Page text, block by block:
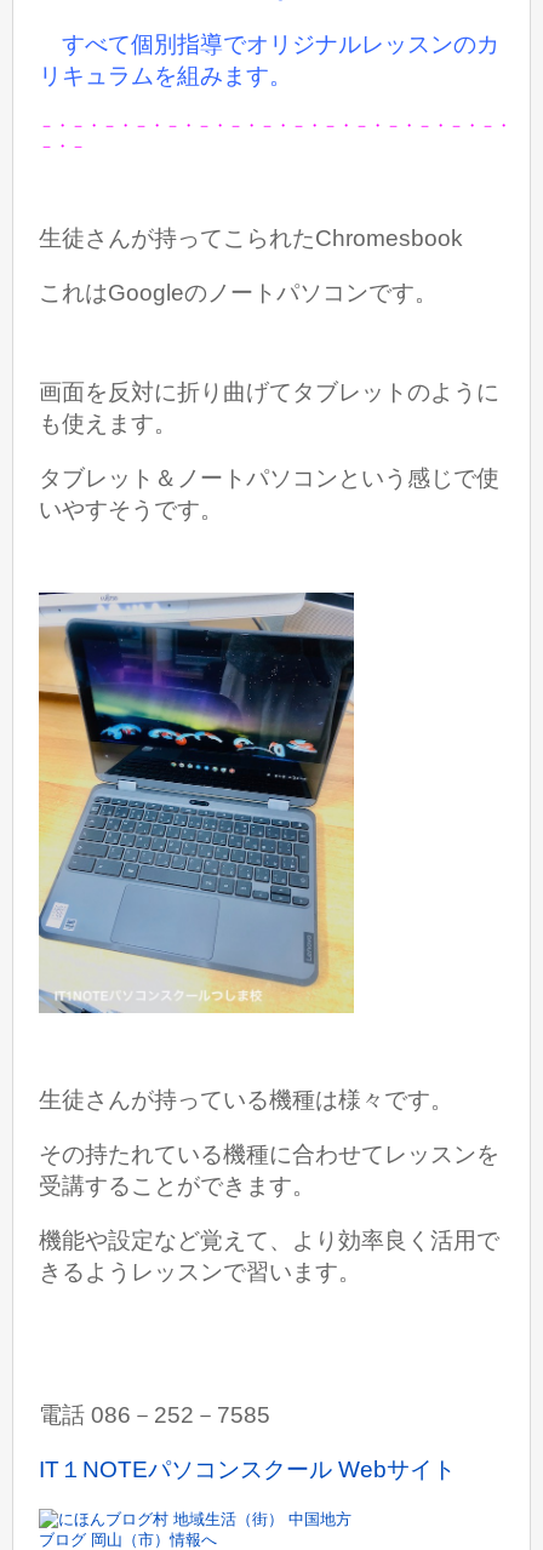
すべて個別指導でオリジナルレッスンのカ
リキュラムを組みます。
－・－・－・－・－・－・－・－・－・－・－・－・－・－・－・
－・－
生徒さんが持ってこられたChromesbook
これはGoogleのノートパソコンです。
画面を反対に折り曲げてタブレットのように
も使えます。
タブレット＆ノートパソコンという感じで使
いやすそうです。
生徒さんが持っている機種は様々です。
その持たれている機種に合わせてレッスンを
受講することができます。
機能や設定など覚えて、より効率良く活用で
きるようレッスンで習います。
電話 086－252－7585
IT１NOTEパソコンスクール Webサイト